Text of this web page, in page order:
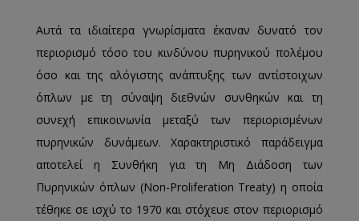
Αυτά τα ιδιαίτερα γνωρίσματα έκαναν δυνατό τον
περιορισμό τόσο του κινδύνου πυρηνικού πολέμου
όσο και της αλόγιστης ανάπτυξης των αντίστοιχων
όπλων με τη σύναψη διεθνών συνθηκών και τη
συνεχή επικοινωνία μεταξύ των περιορισμένων
πυρηνικών δυνάμεων. Χαρακτηριστικό παράδειγμα
αποτελεί η Συνθήκη για τη Μη Διάδοση των
Πυρηνικών όπλων (Non-Proliferation Treaty) η οποία
τέθηκε σε ισχύ το 1970 και στόχευε στον περιορισμό